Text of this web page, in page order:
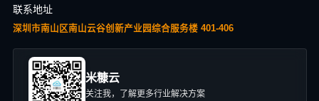
联系地址
深圳市南山区南山云谷创新产业园综合服务楼 401-406
米糠云
关注我，了解更多行业解决方案